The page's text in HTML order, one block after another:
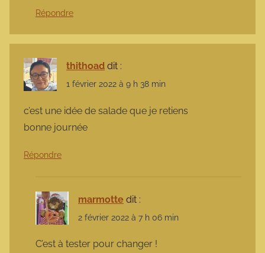
Répondre
thithoad dit :
1 février 2022 à 9 h 38 min
c’est une idée de salade que je retiens
bonne journée
Répondre
marmotte dit :
2 février 2022 à 7 h 06 min
C’est à tester pour changer !